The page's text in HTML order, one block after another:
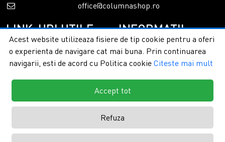
office@columnashop.ro
LINK-URI UTILE
Acasa
Despre noi
Formular retur
INFORMATII
Garantie si service
Detalii livrare
Termeni si conditii
Copyright © 2026 - ColumnaShop |
Acest website utilizeaza fisiere de tip cookie pentru a oferi
o experienta de navigare cat mai buna. Prin continuarea
navigarii, esti de acord cu Politica cookie Citeste mai mult
Accept tot
Refuza